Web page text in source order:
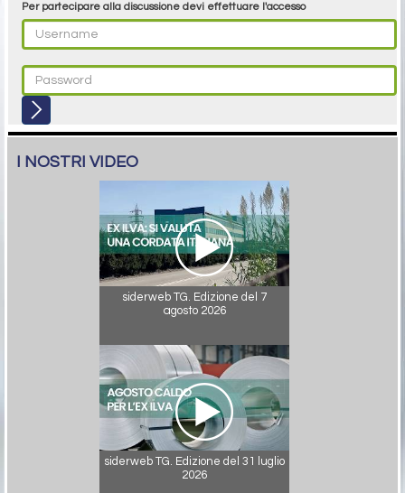
Per partecipare alla discussione devi effettuare l'accesso
I NOSTRI VIDEO
siderweb TG. Edizione del 7
agosto 2026
siderweb TG. Edizione del 31 luglio
2026